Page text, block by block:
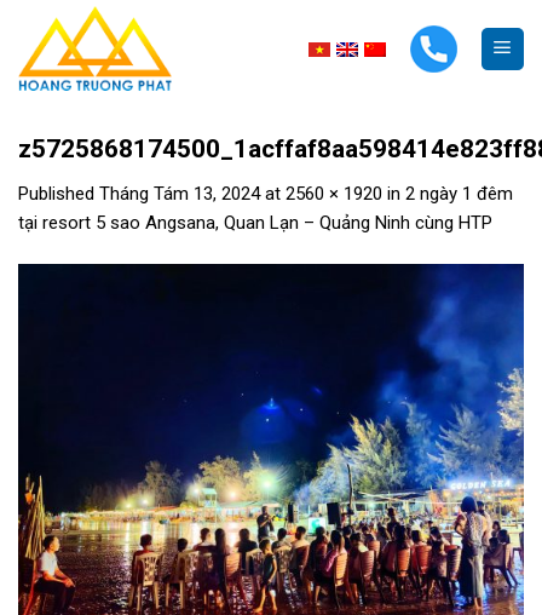
content
Published Tháng Tám 13, 2024at 2560 × 1920 in 2 ngày 1 đêm
tại resort 5 sao Angsana, Quan Lạn – Quảng Ninh cùng HTP